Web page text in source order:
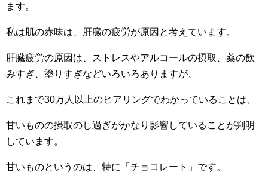
ます。
私は肌の赤味は、肝臓の疲労が原因と考えています。
肝臓疲労の原因は、ストレスやアルコールの摂取、薬の飲
みすぎ、塗りすぎなどいろいろありますが、
これまで30万人以上のヒアリングでわかっていることは、
甘いものの摂取のし過ぎがかなり影響していることが判明
しています。
甘いものというのは、特に「チョコレート」です。